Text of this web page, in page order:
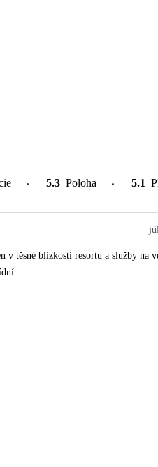
5.3 Poloha 5.1
v těsné blízkosti resortu a služby na